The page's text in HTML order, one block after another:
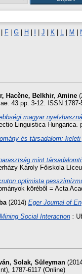
F G H J K L M
Hacène, Belkhir, Amine
43 pp. 3-12. ISSN
magyar
Linguistica Hungarica.
és társadalom:
mint
Károly Főiskola
optimista
köréből = Acta
(2014) Eger Journal of
Mining Social Interaction :
, Solak, Süleyman
1787-6117 (Online)